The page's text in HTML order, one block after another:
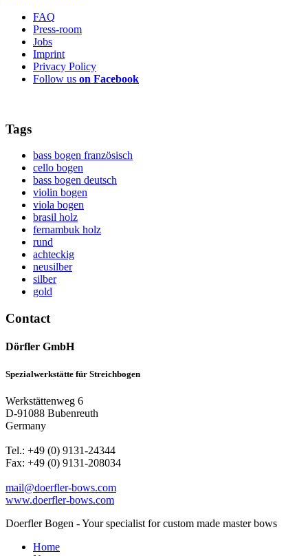
FAQ
Press-room
Jobs
Imprint
Privacy Policy
Follow us on Facebook
Tags
bass bogen französisch
cello bogen
bass bogen deutsch
violin bogen
viola bogen
brasil holz
fernambuk holz
rund
achteckig
neusilber
silber
gold
Contact
Dörfler GmbH
Spezialwerkstätte für Streichbogen
Werkstättenweg 6
D-91088 Bubenreuth
Germany
Tel.: +49 (0) 9131-24344
Fax: +49 (0) 9131-208034
mail@doerfler-bows.com
www.doerfler-bows.com
Doerfler Bogen - Your specialist for custom made master bows
Home